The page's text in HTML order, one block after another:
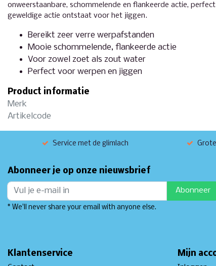
onweerstaanbare, schommelende en flankeerde actie,
geweldige actie ontstaat voor het jiggen.
Bereikt zeer verre werpafstanden
Mooie schommelende, flankeerde actie
Voor zowel zoet als zout water
Perfect voor werpen en jiggen
Product informatie
Merk
Artikelcode
Service met de glimlach
Abonneer je op onze nieuwsbrief
Abonneer
* We'll never share your email with anyone else.
Klantenservice Mijn